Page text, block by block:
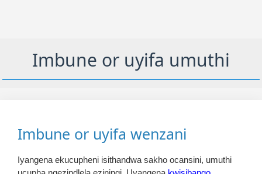
Imbune or uyifa umuthi
Imbune or uyifa wenzani
Iyangena ekucupheni isithandwa sakho ocansini, umuthi